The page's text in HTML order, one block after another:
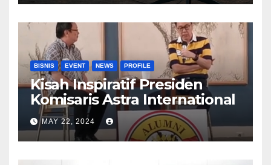
BISNIS EVENT NEWS PROFILE
Kisah Inspiratif Presiden
Komisaris Astra International
MAY 22, 2024